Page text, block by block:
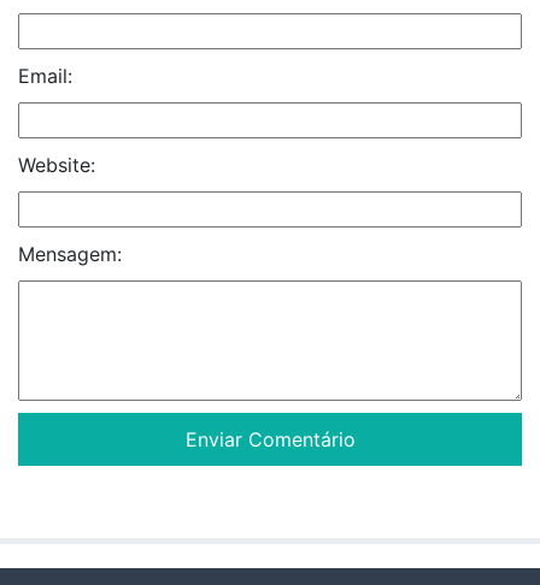
Email:
Website:
Mensagem: